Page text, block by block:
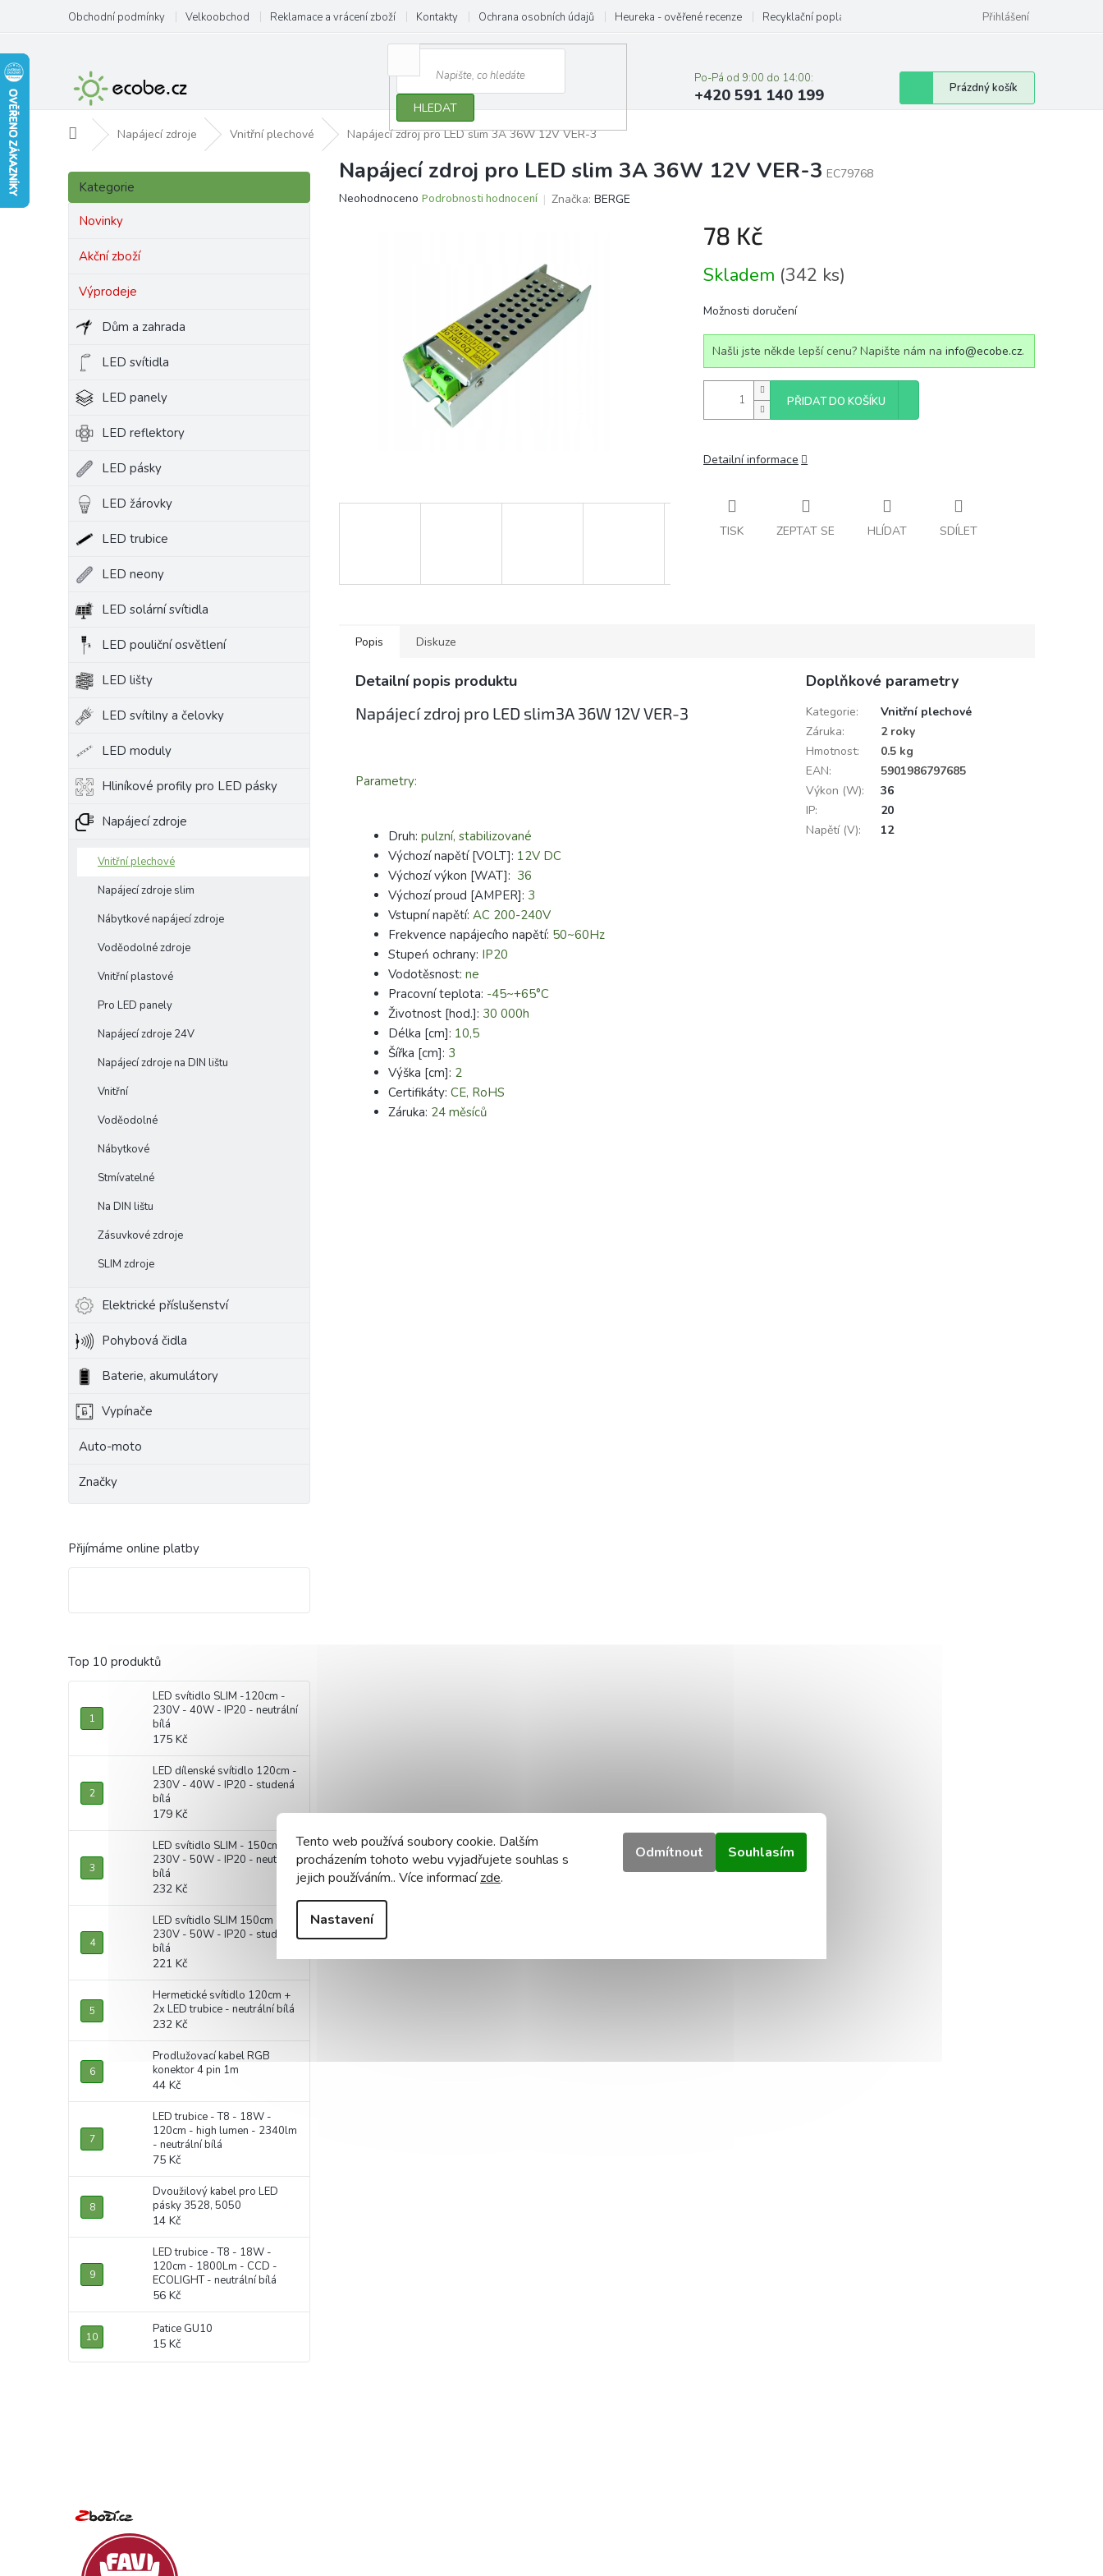
Tento web používá soubory cookie. Dalším
procházením tohoto webu vyjadřujete souhlas s
jejich používáním.. Více informacízde.
Nastavení
Odmítnout Souhlasím
obsah
Obchodní podmínky Velkoobchod Reklamace a vrácení zboží Kontakty Ochrana osobních údajů Heureka - ověřené recenze Recyklační poplatky Přihlášení
HLEDAT
Po-Pá od 9:00 do 14:00:
+420 591 140 199
Nákupní
košík
Prázdný košík
Domů Napájecí zdroje Vnitřní plechové Napájecí zdroj pro LED slim 3A 36W 12V VER-3
P
s
p
Přeskočit
kategorie
Kategorie
Novinky
Akční zboží
Výprodeje
Dům a zahrada
LED svítidla
LED panely
LED reflektory
LED pásky
LED žárovky
LED trubice
LED neony
LED solární svítidla
LED pouliční osvětlení
LED lišty
LED svítilny a čelovky
LED moduly
Hliníkové profily pro LED pásky
Napájecí zdroje
Vnitřní plechové
Napájecí zdroje slim
Nábytkové napájecí zdroje
Voděodolné zdroje
Vnitřní plastové
Pro LED panely
Napájecí zdroje 24V
Napájecí zdroje na DIN lištu
Vnitřní
Voděodolné
Nábytkové
Stmívatelné
Na DIN lištu
Zásuvkové zdroje
SLIM zdroje
Elektrické příslušenství
Pohybová čidla
Baterie, akumulátory
Vypínače
Auto-moto
Značky
Přijímáme online platby
Top 10 produktů
LED svítidlo SLIM -120cm -
230V - 40W - IP20 - neutrální
bílá
175 Kč
LED dílenské svítidlo 120cm -
230V - 40W - IP20 - studená
bílá
179 Kč
LED svítidlo SLIM - 150cm -
230V - 50W - IP20 - neutrální
bílá
232 Kč
LED svítidlo SLIM 150cm -
230V - 50W - IP20 - studená
bílá
221 Kč
Hermetické svítidlo 120cm +
2x LED trubice - neutrální bílá
232 Kč
Prodlužovací kabel RGB
konektor 4 pin 1m
44 Kč
LED trubice - T8 - 18W -
120cm - high lumen - 2340lm
- neutrální bílá
75 Kč
Dvoužilový kabel pro LED
pásky 3528, 5050
14 Kč
LED trubice - T8 - 18W -
120cm - 1800Lm - CCD -
ECOLIGHT - neutrální bílá
56 Kč
Patice GU10
15 Kč
Napájecí zdroj pro LED slim 3A 36W 12V VER-3 EC79768
Průměrné
Neohodnoceno Podrobnosti hodnocení Značka: BERGE
78 Kč
cena:
Skladem (342 ks)
Možnosti doručení
Našli jste někde lepší cenu? Napište nám na info@ecobe.cz.
PŘIDAT DO KOŠÍKU
Detailní informace
TISK ZEPTAT SE HLÍDAT SDÍLET
Popis Diskuze
Detailní popis produktu
Napájecí zdroj pro LED slim3A 36W 12V VER-3
Parametry:
Druh: pulzní, stabilizované
Výchozí napětí [VOLT]: 12V DC
Výchozí výkon [WAT]: 36
Výchozí proud [AMPER]: 3
Vstupnínapětí: AC 200-240V
Frekvence napájecího napětí: 50~60Hz
Stupeń ochrany: IP20
Vodotěsnost: ne
Pracovní teplota: -45~+65°C
Životnost [hod.]: 30 000h
Délka [cm]: 10,5
Šířka [cm]: 3
Výška [cm]: 2
Certifikáty: CE, RoHS
Záruka: 24 měsíců
Doplňkové parametry
Kategorie:
Vnitřní plechové
Záruka:
2 roky
Hmotnost:
0.5 kg
EAN:
5901986797685
Výkon (W):
36
IP:
20
Napětí (V): 12